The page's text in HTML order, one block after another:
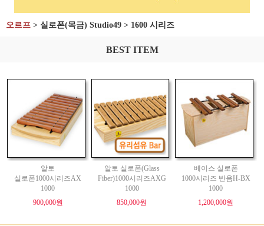
오르프 > 실로폰(목금) Studio49 > 1600 시리즈
BEST ITEM
알토
실로폰1000시리즈AX
1000
900,000원
알토 실로폰(Glass
Fiber)1000시리즈AXG
1000
850,000원
베이스 실로폰
1000시리즈 반음H-BX
1000
1,200,000원